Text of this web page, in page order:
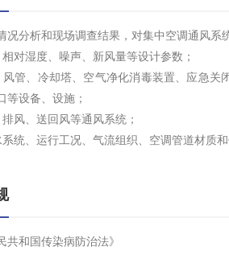
况分析和现场调查结果，对集中空调通风系
对湿度、噪声、新风量等设计参数；
风管、冷却塔、空气净化消毒装置、应急
等设备、设施；
风、送回风等通风系统；
统、运行工况、气流组织、空调管道材质和
共和国传染病防治法》